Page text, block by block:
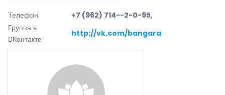
Телефон
+7 (962) 714--2-0-95,
Группа в
ВКонтакте
http://vk.com/bangara